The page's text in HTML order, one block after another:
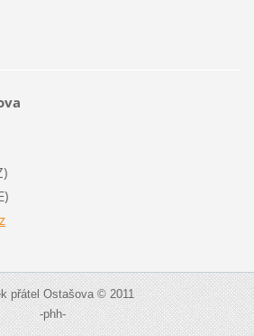
přátel Ostašova © 2011
-phh-